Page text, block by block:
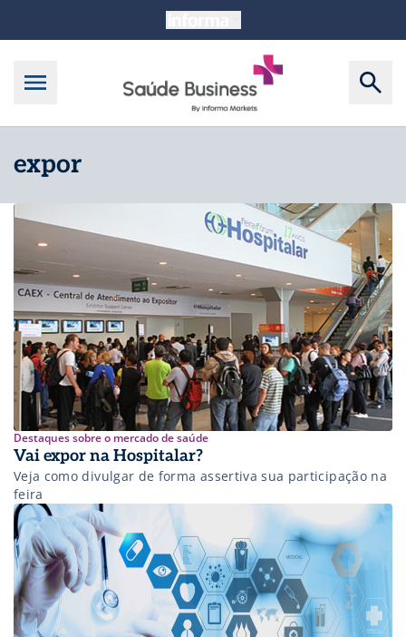
expor
Destaques sobre o mercado de saúde
Vai expor na Hospitalar?
Veja como divulgar de forma assertiva sua participação na
feira